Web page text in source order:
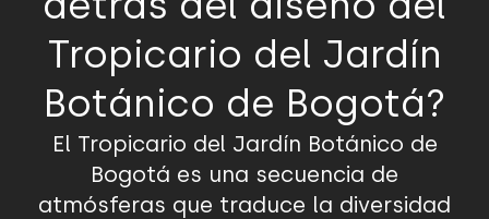
Tropicario del Jardín
Botánico de Bogotá?
El Tropicario del Jardín Botánico de
Bogotá es una secuencia de
atmósferas que traduce la diversidad